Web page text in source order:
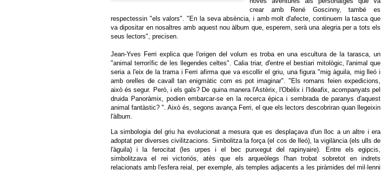
crear amb René Goscinny, també es
respectessin "els valors". "En la seva absència, i amb molt d'afecte, continuem la tasca que
va dipositar en nosaltres amb aquest nou àlbum que, esperem, serà una alegria per a tots els
seus lectors", precisen.
Jean-Yves Ferri explica que l'origen del volum es troba en una escultura de la tarasca, un
"animal terrorífic de les llegendes celtes". Calia triar, d'entre el bestiari mitològic, l'animal que
seria a l'eix de la trama i Ferri afirma que va escollir el griu, una figura "mig àguila, mig lleó i
amb orelles de cavall tan enigmàtic com es pot imaginar". "Els romans feien expedicions,
això és segur. Però, i els gals? De quina manera l'Astèrix, l'Obèlix i l'Ideafix, acompanyats pel
druida Panoràmix, podien embarcar-se en la recerca èpica i sembrada de paranys d'aquest
animal fantàstic? ". Això és, segons avança Ferri, el que els lectors descobriran quan llegeixin
l'àlbum.
La simbologia del griu ha evolucionat a mesura que es desplaçava d'un lloc a un altre i era
adoptat per diverses civilitzacions. Simbolitza la força (el cos de lleó), la vigilància (els ulls de
l'àguila) i la ferocitat (les urpes i el bec punxegut del rapinyaire). Entre els egipcis,
simbolitzava el rei victoriós, atès que els arqueòlegs l'han trobat sobretot en indrets
relacionats amb l'esfera reial, per exemple, als temples adjacents a les piràmides del mil·lenni